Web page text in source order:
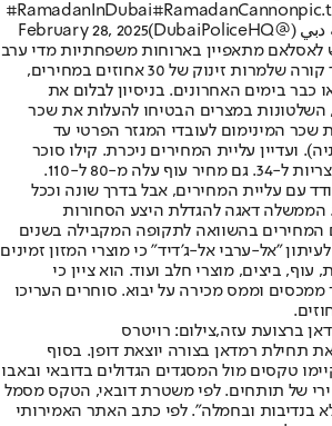
#RamadanInDubai#RamadanCannon
February 28, 2025
לאסלאם מתאפיין בארוחות משפחתיות מדי ערב
וחלוקת מזון לנזקקים. כך קורה שלמרות זינוק של 30 אחוזים במחירים,
כבר בימים האחרונים. בניסיון לבלום את
במצרים הבטיחו להעלות את שכר
שכר המינימום לעובדי המגזר הפרטי עד
(גניה). ועדיין עליית המחירים ניכרת. קילו סוכר
עם עליית המחירים, אבל בדרך שונה וככל
הממשלה דאגה להגדלת היצע הסחורות
המחירים בהשוואה לתקופה המקבילה בשנים
"אל-ערבי אל-ג'דיד" כי מוצרי המזון זמינים
עוף, ביצים, מוצרי חלב ועוד. הוא ציין כי
וממס מכירה על יבוא. סוחרים העריכו
ברצועת עזה,צילום: רויטרס
את תחילת רמדאן בצורה יוצאת דופן. בסוף
טקסים מול המסגדים הגדולים בדובאי ובאבו
של תותחים. לפי משטרת דובאי, הטקס מסמל
בנדיבות ובחמלה". לפי כתב האתר האמירותי